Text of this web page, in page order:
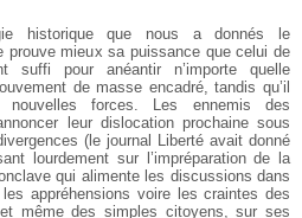
historique que nous a donnés le
prouve mieux sa puissance que celui de
suffi pour anéantir n’importe quelle
de masse encadré, tandis qu’il
forces. Les ennemis des
leur dislocation prochaine sous
(le journal Liberté avait donné
lourdement sur l’impréparation de la
qui alimente les discussions dans
appréhensions voire les craintes des
même des simples citoyens, sur ses